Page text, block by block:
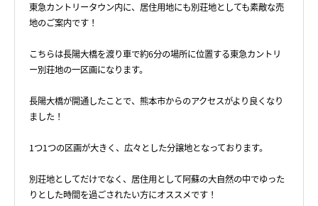
東急カントリータウン内に、居住用地にも別荘地としても素敵な売
地のご案内です！
こちらは長陽大橋を渡り車で約6分の場所に位置する東急カントリ
ー別荘地の一区画になります。
長陽大橋が開通したことで、熊本市からのアクセスがより良くなり
ました！
1つ1つの区画が大きく、広々とした分譲地となっております。
別荘地としてだけでなく、居住用として阿蘇の大自然の中でゆった
りとした時間を過ごされたい方にオススメです！